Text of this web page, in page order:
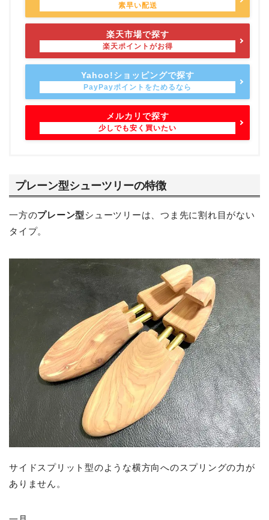
楽天市場で探す
Yahoo!ショッピングで探す
メルカリで探す
プレーン型シューツリーの特徴
一方のプレーン型シューツリーは、つま先に割れ目がない
タイプ。
サイドスプリット型のような横方向へのスプリングの力が
ありません。